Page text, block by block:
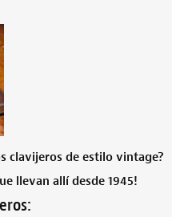
clavijeros de estilo vintage?
llevan allí desde 1945!